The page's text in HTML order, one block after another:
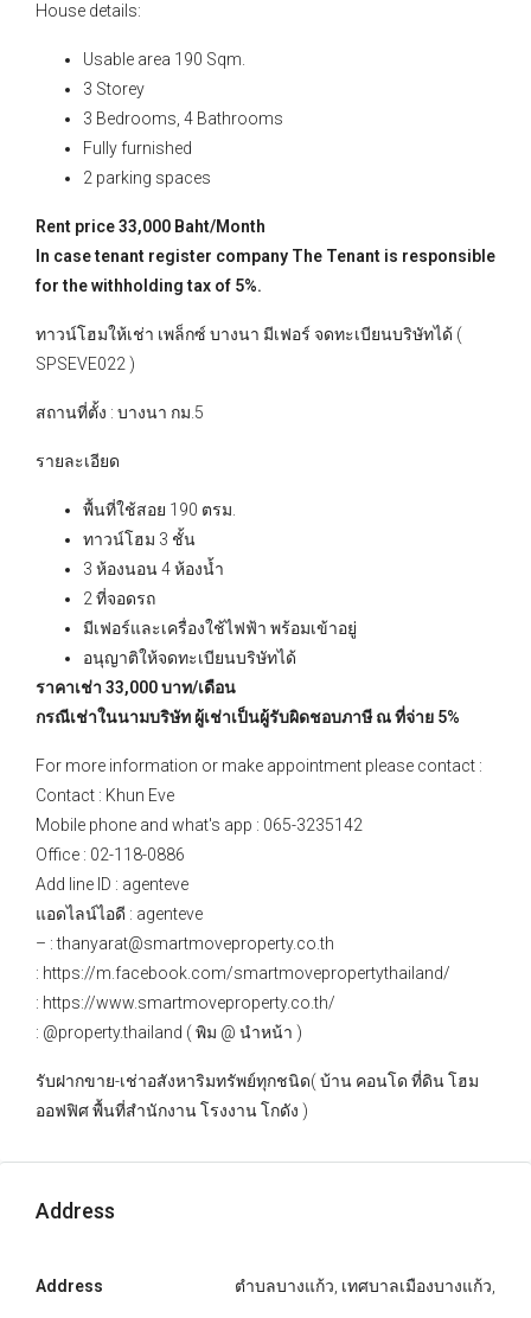
House details:
Usable area 190 Sqm.
3 Storey
3 Bedrooms, 4 Bathrooms
Fully furnished
2 parking spaces
Rent price 33,000 Baht/Month
In case tenant register company The Tenant is responsible
for the withholding tax of 5%.
ทาวน์โฮมให้เช่า เพล็กซ์ บางนา มีเฟอร์ จดทะเบียนบริษัทได้ (
SPSEVE022 )
สถานที่ตั้ง : บางนา กม.5
รายละเอียด
พื้นที่ใช้สอย 190 ตรม.
ทาวน์โฮม 3 ชั้น
3 ห้องนอน 4 ห้องน้ำ
2 ที่จอดรถ
มีเฟอร์และเครื่องใช้ไฟฟ้า พร้อมเข้าอยู่
อนุญาติให้จดทะเบียนบริษัทได้
ราคาเช่า 33,000 บาท/เดือน
กรณีเช่าในนามบริษัท ผู้เช่าเป็นผู้รับผิดชอบภาษี ณ ที่จ่าย 5%
For more information or make appointment please contact :
Contact : Khun Eve
Mobile phone and what's app : 065-3235142
Office : 02-118-0886
Add line ID : agenteve
แอดไลน์ไอดี : agenteve
– : thanyarat@smartmoveproperty.co.th
: https://m.facebook.com/smartmovepropertythailand/
: https://www.smartmoveproperty.co.th/
: @property.thailand ( พิม @ นำหน้า )
รับฝากขาย-เช่าอสังหาริมทรัพย์ทุกชนิด( บ้าน คอนโด ที่ดิน โฮม
ออฟฟิศ พื้นที่สำนักงาน โรงงาน โกดัง )
Address
Address ตำบลบางแก้ว, เทศบาลเมืองบางแก้ว,